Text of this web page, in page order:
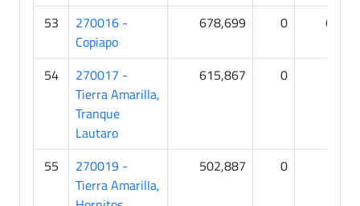
53
270016 -
Copiapo
678,699 0 63
54
270017 -
Tierra Amarilla,
Tranque
Lautaro
615,867 0
55
270019 -
Tierra Amarilla,
502,887 0